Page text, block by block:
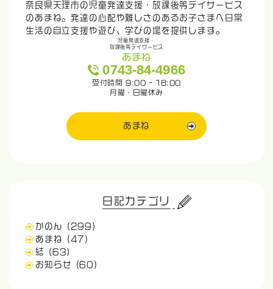
奈良県天理市の児童発達支援・放課後等デイサービス
のあまね。発達の心配や難しさのあるお子さまへ日常
生活の自立支援や遊び、学びの場を提供します。
児童発達支援・
放課後等デイサービス
あまね
0743-84-4966
受付時間 9:00 - 18:00
月曜・日曜休み
あまね
日記カテゴリ
かのん
(299)
あまね
(47)
結
(63)
お知らせ
(60)